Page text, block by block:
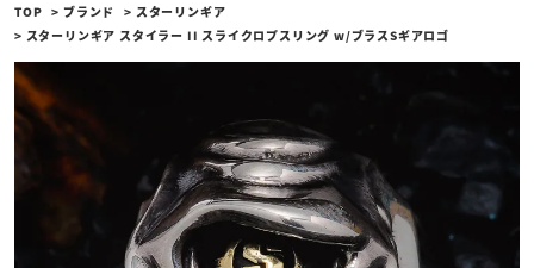
TOP ブランド
スターリンギア
スターリンギア スタイラー II スライクロプスリング w/ブラスSギアロゴ